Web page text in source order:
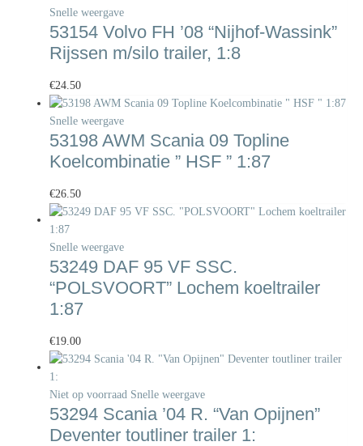
Snelle weergave
53154 Volvo FH ’08 “Nijhof-Wassink”
Rijssen m/silo trailer, 1:8
€24.50
Snelle weergave
53198 AWM Scania 09 Topline
Koelcombinatie ” HSF ” 1:87
€26.50
Snelle weergave
53249 DAF 95 VF SSC.
“POLSVOORT” Lochem koeltrailer
1:87
€19.00
Niet op voorraad Snelle weergave
53294 Scania ’04 R. “Van Opijnen”
Deventer toutliner trailer 1: